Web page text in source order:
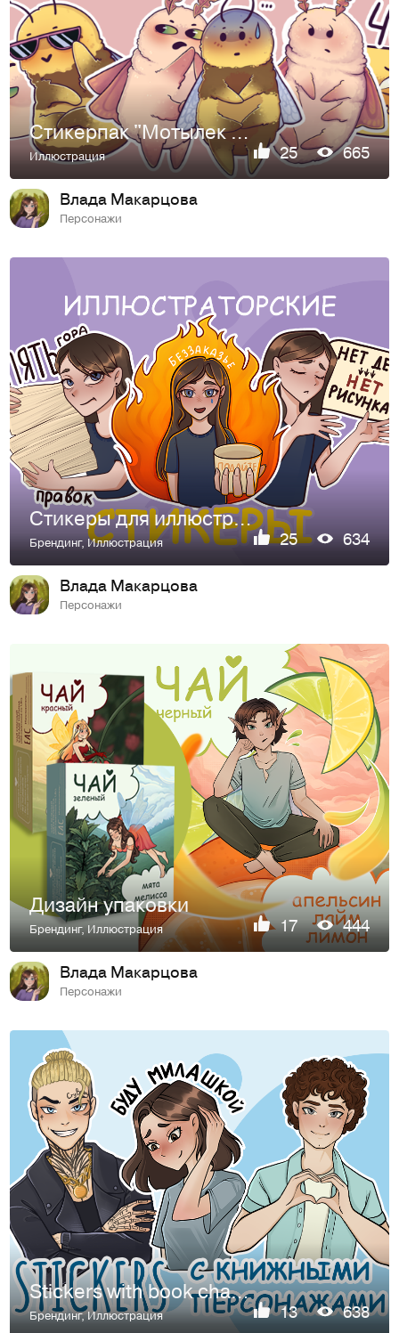
Стикерпак "Мотылек и Шмелик"
Иллюстрация 25 665
Влада Макарцова
Персонажи
Стикеры для иллюстраторов
Брендинг,Иллюстрация 25 634
Влада Макарцова
Персонажи
Дизайн упаковки
Брендинг,Иллюстрация 17 444
Влада Макарцова
Персонажи
Stickers with book characters
Брендинг,Иллюстрация 13 638